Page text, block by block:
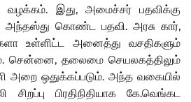
வழக்கம். இது, அமைச்சர் பதவிக்கு
கொண்ட பதவி. அரசு கார்,
உள்ளிட்ட அனைத்து வசதிகளும்
சென்னை, தலைமை செயலகத்திலும்
அறை ஒதுக்கப்படும். அந்த வகையில்
பிரதிநிதியாக கே.வெங்கட